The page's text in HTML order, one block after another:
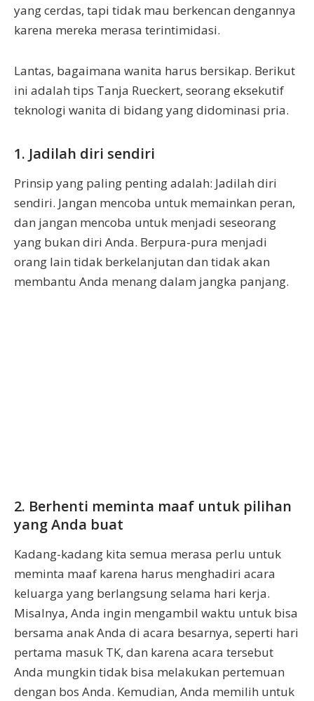
yang cerdas, tapi tidak mau berkencan dengannya
karena mereka merasa terintimidasi.
Lantas, bagaimana wanita harus bersikap. Berikut
ini adalah tips Tanja Rueckert, seorang eksekutif
teknologi wanita di bidang yang didominasi pria.
1. Jadilah diri sendiri
Prinsip yang paling penting adalah: Jadilah diri
sendiri. Jangan mencoba untuk memainkan peran,
dan jangan mencoba untuk menjadi seseorang
yang bukan diri Anda. Berpura-pura menjadi
orang lain tidak berkelanjutan dan tidak akan
membantu Anda menang dalam jangka panjang.
2. Berhenti meminta maaf untuk pilihan
yang Anda buat
Kadang-kadang kita semua merasa perlu untuk
meminta maaf karena harus menghadiri acara
keluarga yang berlangsung selama hari kerja.
Misalnya, Anda ingin mengambil waktu untuk bisa
bersama anak Anda di acara besarnya, seperti hari
pertama masuk TK, dan karena acara tersebut
Anda mungkin tidak bisa melakukan pertemuan
dengan bos Anda. Kemudian, Anda memilih untuk